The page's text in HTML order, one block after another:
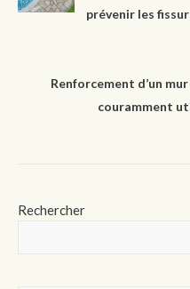
prévenir les
Renforcement d’un
couramment
Rechercher